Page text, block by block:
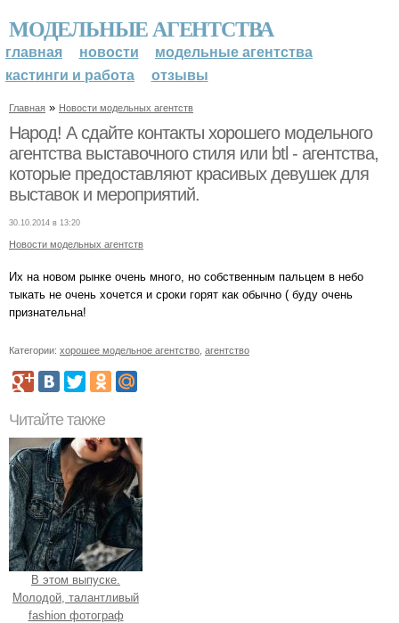
МОДЕЛЬНЫЕ АГЕНТСТВА
главная новости
модельные агентства
кастинги и работа
отзывы
Главная » Новости модельных агентств
Народ! А сдайте контакты хорошего модельного
агентства выставочного стиля или btl - агентства,
которые предоставляют красивых девушек для
выставок и мероприятий.
30.10.2014 в 13:20
Новости модельных агентств
Их на новом рынке очень много, но собственным пальцем в небо
тыкать не очень хочется и сроки горят как обычно ( буду очень
признательна!
Категории: хорошее модельное агентство агентство
Читайте также
В этом выпуске.
Молодой, талантливый
fashion фотограф